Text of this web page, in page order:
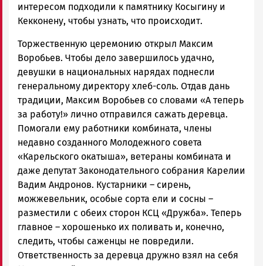
интересом подходили к памятнику Косыгину и
Кекконену, чтобы узнать, что происходит.
Торжественную церемонию открыл Максим
Воробьев. Чтобы дело завершилось удачно,
девушки в национальных нарядах поднесли
генеральному директору хлеб-соль. Отдав дань
традиции, Максим Воробьев со словами «А теперь
за работу!» лично отправился сажать деревца.
Помогали ему работники комбината, члены
недавно созданного Молодежного совета
«Карельского окатыша», ветераны комбината и
даже депутат Законодательного собрания Карелии
Вадим Андронов. Кустарники – сирень,
можжевельник, особые сорта ели и сосны –
разместили с обеих сторон КСЦ «Дружба». Теперь
главное – хорошенько их поливать и, конечно,
следить, чтобы саженцы не повредили.
Ответственность за деревца дружно взял на себя